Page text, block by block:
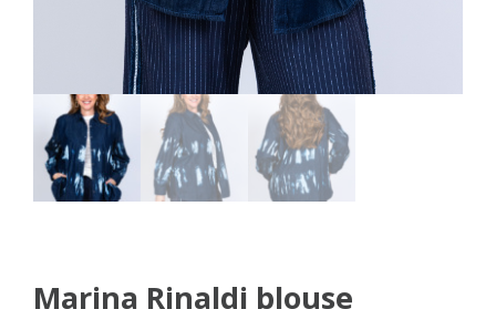
Marina Rinaldi blouse